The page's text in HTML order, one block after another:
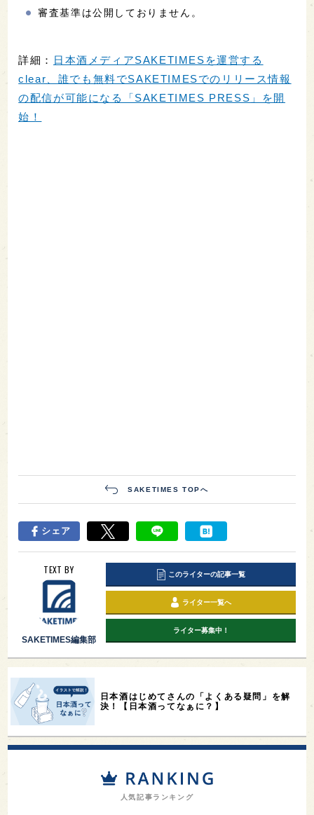
審査基準は公開しておりません。
詳細：
日本酒メディアSAKETIMESを運営する
clear、誰でも無料でSAKETIMESでのリリース情報
の配信が可能になる「SAKETIMES PRESS」を開
始！
SAKETIMES TOPへ
シェア
TEXT BY
SAKETIMES編集部
このライターの記事一覧
ライター一覧へ
ライター募集中！
日本酒はじめてさんの「よくある疑問」を解
決！【日本酒ってなぁに？】
人気記事ランキング